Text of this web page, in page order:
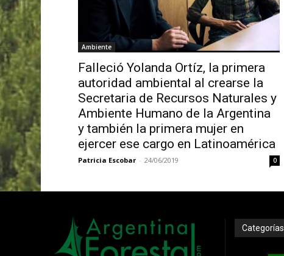
Ambiente
Falleció Yolanda Ortíz, la primera
autoridad ambiental al crearse la
Secretaria de Recursos Naturales y
Ambiente Humano de la Argentina
y también la primera mujer en
ejercer ese cargo en Latinoamérica
Patricia Escobar - 24/06/2019 0
Categorías